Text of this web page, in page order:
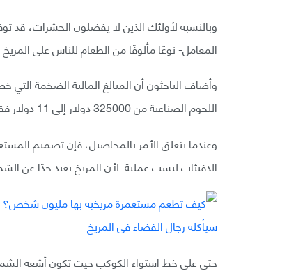
وبالنسبة لأولئك الذين لا يفضلون الحشرات، قد
المعامل- نوعًا مألوفًا من الطعام للناس على
وأضاف الباحثون أن المبالغ المالية الضخمة
اللحوم الصناعية من 325000 دولار إلى 11 دولار فقط لكل قرص من البرجر.
وعندما يتعلق الأمر بالمحاصيل، فإن تصميم
الدفيئات ليست عملية. لأن المريخ بعيد جدًا عن
حتى على خط استواء الكوكب حيث تكون أشعة